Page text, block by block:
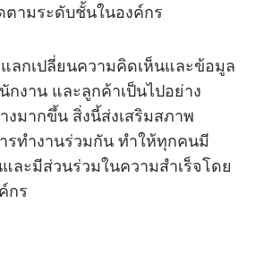
ตามระดับชั้นในองค์กร
ลกเปลี่ยนความคิดเห็นและข้อมูล
กงาน และลูกค้าเป็นไปอย่าง
งมากขึ้น สิ่งนี้ส่งเสริมสภาพ
รทำงานร่วมกัน ทำให้ทุกคนมี
ละมีส่วนร่วมในความสำเร็จโดย
กร